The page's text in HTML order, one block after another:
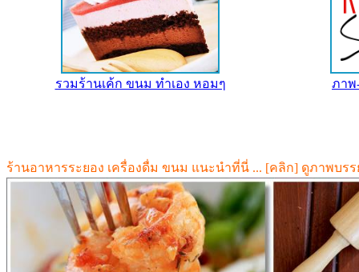
รวมร้านเค้ก ขนม ทำเอง หอมๆ ภาพ
ร้านอาหารระยอง เครื่องดื่ม ขนม แนะนำที่นี่ ... [คลิก] ดูภาพบร